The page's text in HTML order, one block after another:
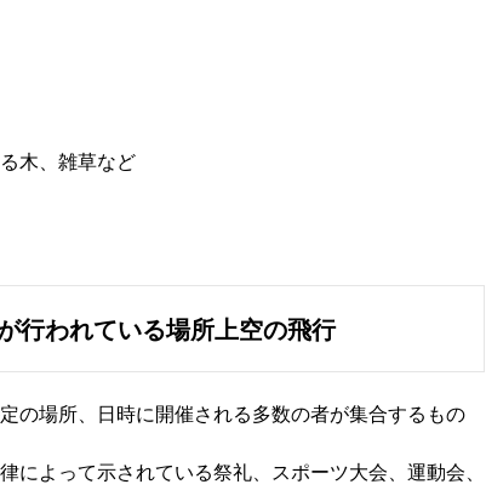
木、雑草など
行われている場所上空の飛行
の場所、日時に開催される多数の者が集合するもの
によって示されている祭礼、スポーツ大会、運動会、